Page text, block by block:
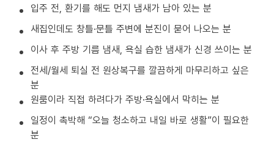
입주 전, 환기를 해도 먼지 냄새가 남아 있는 분
새집인데도 창틀·문틀 주변에 분진이 묻어 나오는 분
이사 후 주방 기름 냄새, 욕실 습한 냄새가 신경 쓰이는 분
전세/월세 퇴실 전 원상복구를 깔끔하게 마무리하고 싶은
분
원룸이라 직접 하려다가 주방·욕실에서 막히는 분
일정이 촉박해 “오늘 청소하고 내일 바로 생활”이 필요한
분